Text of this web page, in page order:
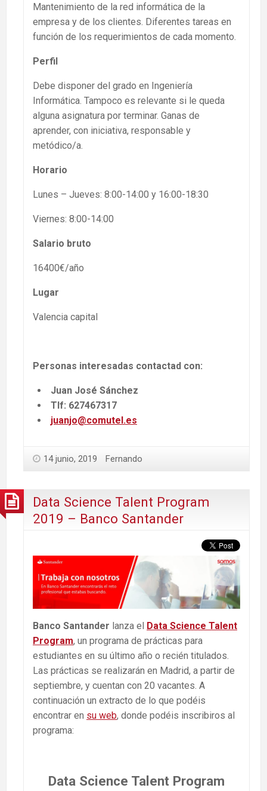
Mantenimiento de la red informática de la
empresa y de los clientes. Diferentes tareas en
función de los requerimientos de cada momento.
Perfil
Debe disponer del grado en Ingeniería
Informática. Tampoco es relevante si le queda
alguna asignatura por terminar. Ganas de
aprender, con iniciativa, responsable y
metódico/a.
Horario
Lunes – Jueves: 8:00-14:00 y 16:00-18:30
Viernes: 8:00-14:00
Salario bruto
16400€/año
Lugar
Valencia capital
Personas interesadas contactad con:
Juan José Sánchez
Tlf: 627467317
juanjo@comutel.es
14 junio, 2019 Fernando
Data Science Talent Program
2019 – Banco Santander
Banco Santander lanza el Data Science Talent
Program, un programa de prácticas para
estudiantes en su último año o recién titulados.
Las prácticas se realizarán en Madrid, a partir de
septiembre, y cuentan con 20 vacantes. A
continuación un extracto de lo que podéis
encontrar en su web, donde podéis inscribiros al
programa:
Data Science Talent Program